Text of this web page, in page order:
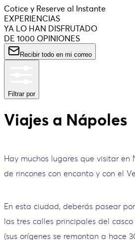
Cotice y Reserve al Instante
EXPERIENCIAS
YA LO HAN DISFRUTADO
DE 1000 OPINIONES
Recibir todo en mi correo
Filtrar por
Viajes a Nápoles
Hay muchos lugares que visitar en
de rincones con encanto y con el
En esta ciudad, deberás pasear
las tres calles principales del
(sus orígenes se remontan a hace